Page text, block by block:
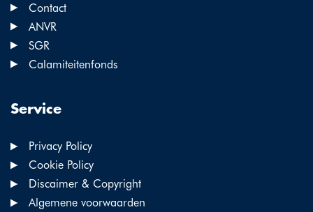
Contact
ANVR
SGR
Calamiteitenfonds
Service
Privacy Policy
Cookie Policy
Discaimer & Copyright
Algemene voorwaarden